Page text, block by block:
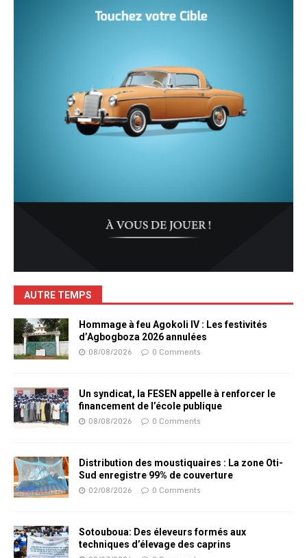
AUTRE TEMPS
Hommage à feu Agokoli IV : Les festivités
d’Agbogboza 2026 annulées
08/08/2026 0 Comments
Un syndicat, la FESEN appelle à renforcer le
financement de l’école publique
08/08/2026 0 Comments
Distribution des moustiquaires : La zone Oti-
Sud enregistre 99% de couverture
02/08/2026 0 Comments
Sotouboua: Des éleveurs formés aux
techniques d’élevage des caprins